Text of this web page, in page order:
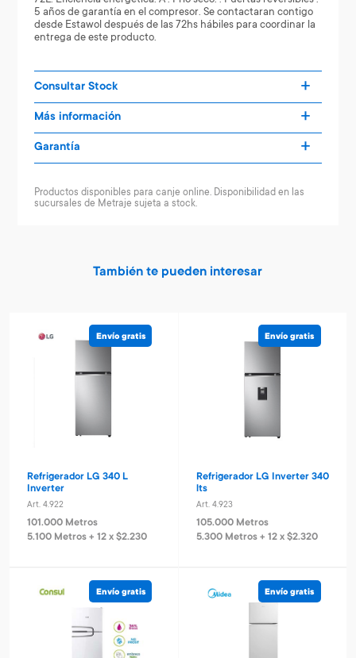
5 años de garantía en el compresor. Se contactaran contigo
desde Estawol después de las 72hs hábiles para coordinar la
entrega de este producto.
Consultar Stock
Más información
Garantía
Productos disponibles para canje online. Disponibilidad en las
sucursales de Metraje sujeta a stock.
También te pueden interesar
Envío gratis
Refrigerador LG 340 L
Inverter
Art. 4.922
101.000 Metros
5.100 Metros + 12 x $2.230
Envío gratis
Refrigerador LG Inverter 340
lts
Art. 4.923
105.000 Metros
5.300 Metros + 12 x $2.320
Envío gratis Envío gratis